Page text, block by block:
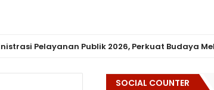
Publik 2026, Perkuat Budaya Melayani
SOCIAL COUNTER